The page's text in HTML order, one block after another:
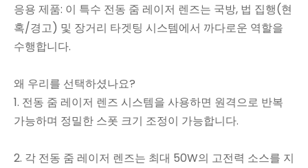
응용 제품: 이 특수 전동 줌 레이저 렌즈는 국방, 법 집행(현
혹/경고) 및 장거리 타겟팅 시스템에서 까다로운 역할을
수행합니다.
왜 우리를 선택하셨나요?
1. 전동 줌 레이저 렌즈 시스템을 사용하면 원격으로 반복
가능하며 정밀한 스폿 크기 조정이 가능합니다.
2. 각 전동 줌 레이저 렌즈는 최대 50W의 고전력 소스를 지